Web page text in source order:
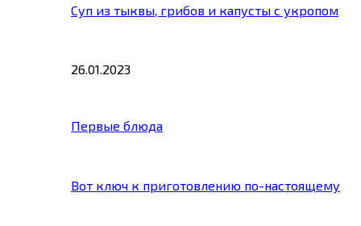
Суп из тыквы, грибов и капусты с укропом
26.01.2023
Первые блюда
Вот ключ к приготовлению по-настоящему